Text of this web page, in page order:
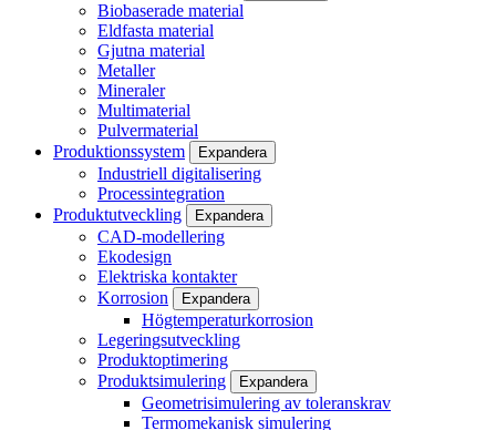
Biobaserade material
Eldfasta material
Gjutna material
Metaller
Mineraler
Multimaterial
Pulvermaterial
Produktionssystem
Expandera
Industriell digitalisering
Processintegration
Produktutveckling
Expandera
CAD-modellering
Ekodesign
Elektriska kontakter
Korrosion
Expandera
Högtemperaturkorrosion
Legeringsutveckling
Produktoptimering
Produktsimulering
Expandera
Geometrisimulering av toleranskrav
Termomekanisk simulering